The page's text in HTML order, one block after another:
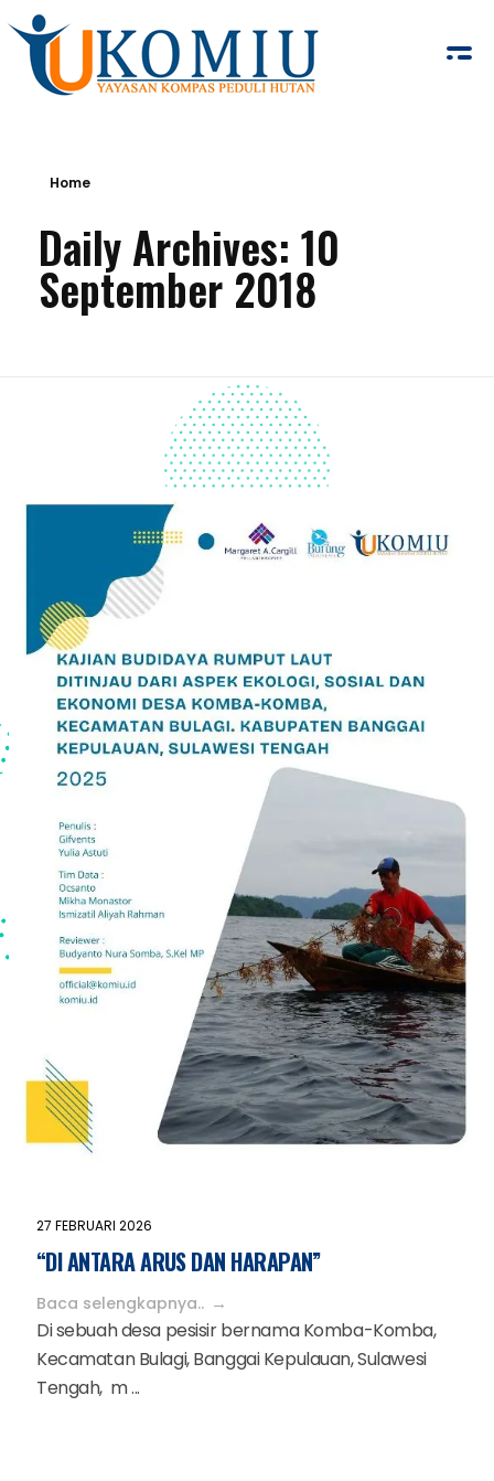
Home
Daily Archives: 10
September 2018
27 FEBRUARI 2026
“DI ANTARA ARUS DAN HARAPAN”
Baca selengkapnya..
Di sebuah desa pesisir bernama Komba-Komba,
Kecamatan Bulagi, Banggai Kepulauan, Sulawesi
Tengah, m ...